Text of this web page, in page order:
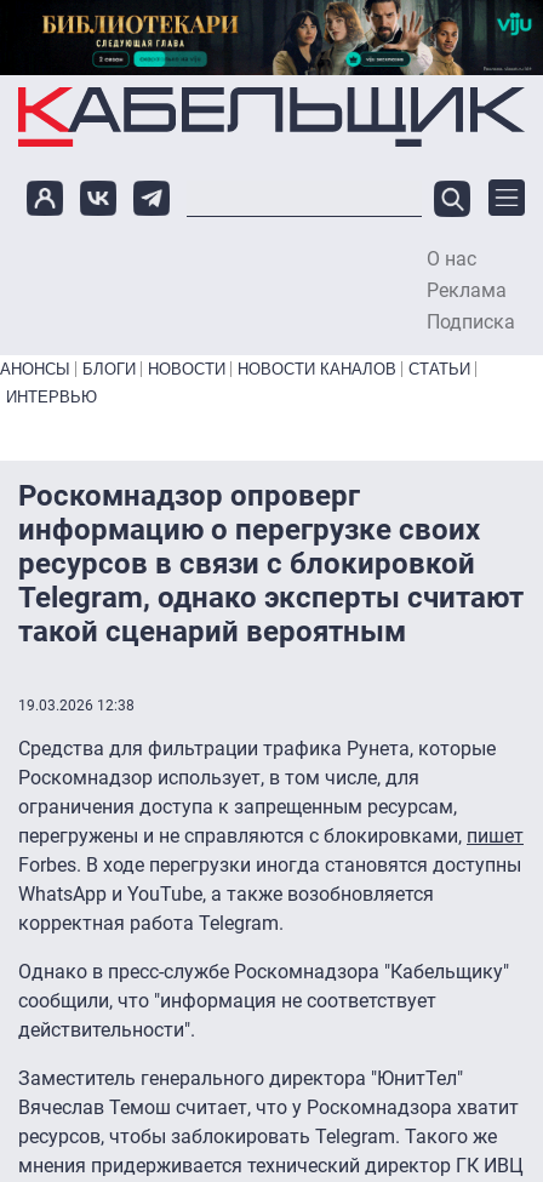
Перейти к основному содержанию
О нас
Реклама
Подписка
Primary links bottom
АНОНСЫ БЛОГИ НОВОСТИ НОВОСТИ КАНАЛОВ
СТАТЬИ
ИНТЕРВЬЮ
Роскомнадзор опроверг
информацию о перегрузке своих
ресурсов в связи с блокировкой
Telegram, однако эксперты считают
такой сценарий вероятным
19.03.2026 12:38
Средства для фильтрации трафика Рунета, которые
Роскомнадзор использует, в том числе, для
ограничения доступа к запрещенным ресурсам,
перегружены и не справляются с блокировками, пишет
Forbes. В ходе перегрузки иногда становятся доступны
WhatsApp и YouTube, а также возобновляется
корректная работа Telegram.
Однако в пресс-службе Роскомнадзора "Кабельщику"
сообщили, что "информация не соответствует
действительности".
Заместитель генерального директора "ЮнитТел"
Вячеслав Темош считает, что у Роскомнадзора хватит
ресурсов, чтобы заблокировать Telegram. Такого же
мнения придерживается технический директор ГК ИВЦ